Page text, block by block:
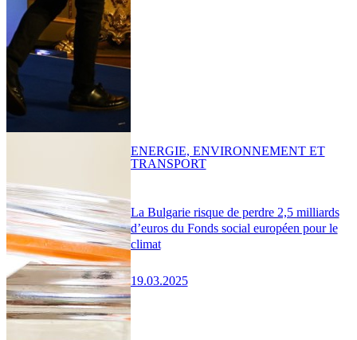
La Bulgarie risque de perdre 2,5 milliards
d’euros du Fonds social européen pour le
climat
19.03.2025
ENERGIE, ENVIRONNEMENT ET
TRANSPORT